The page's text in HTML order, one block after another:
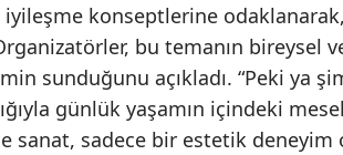
konseptlerine
bu temanın bireysel
sunduğunu açıkladı. “Peki ya
günlük yaşamın içindeki
sanat, sadece bir estetik deneyim